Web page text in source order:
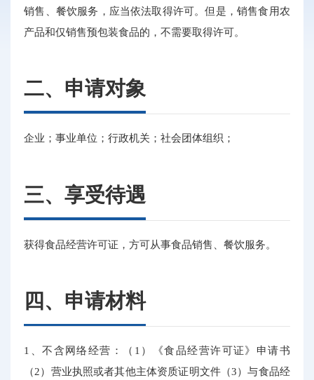
销售、餐饮服务，应当依法取得许可。但是，销售食用农
产品和仅销售预包装食品的，不需要取得许可。
二、申请对象
企业；事业单位；行政机关；社会团体组织；
三、享受待遇
获得食品经营许可证，方可从事食品销售、餐饮服务。
四、申请材料
1、不含网络经营：（1）《食品经营许可证》申请书
（2）营业执照或者其他主体资质证明文件（3）与食品经